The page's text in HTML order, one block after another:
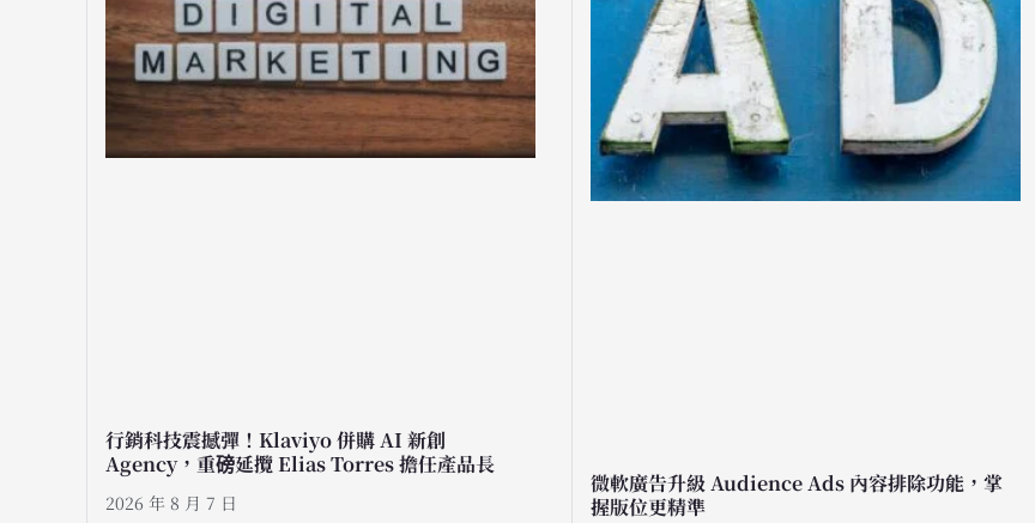
行銷科技震撼彈！Klaviyo 併購 AI 新創
Agency，重磅延攬 Elias Torres 擔任產品長
2026 年 8 月 7 日
微軟廣告升級 Audience Ads 內容排除功能，掌
握版位更精準